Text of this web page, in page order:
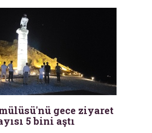
gece ziyaret
5 bini aştı